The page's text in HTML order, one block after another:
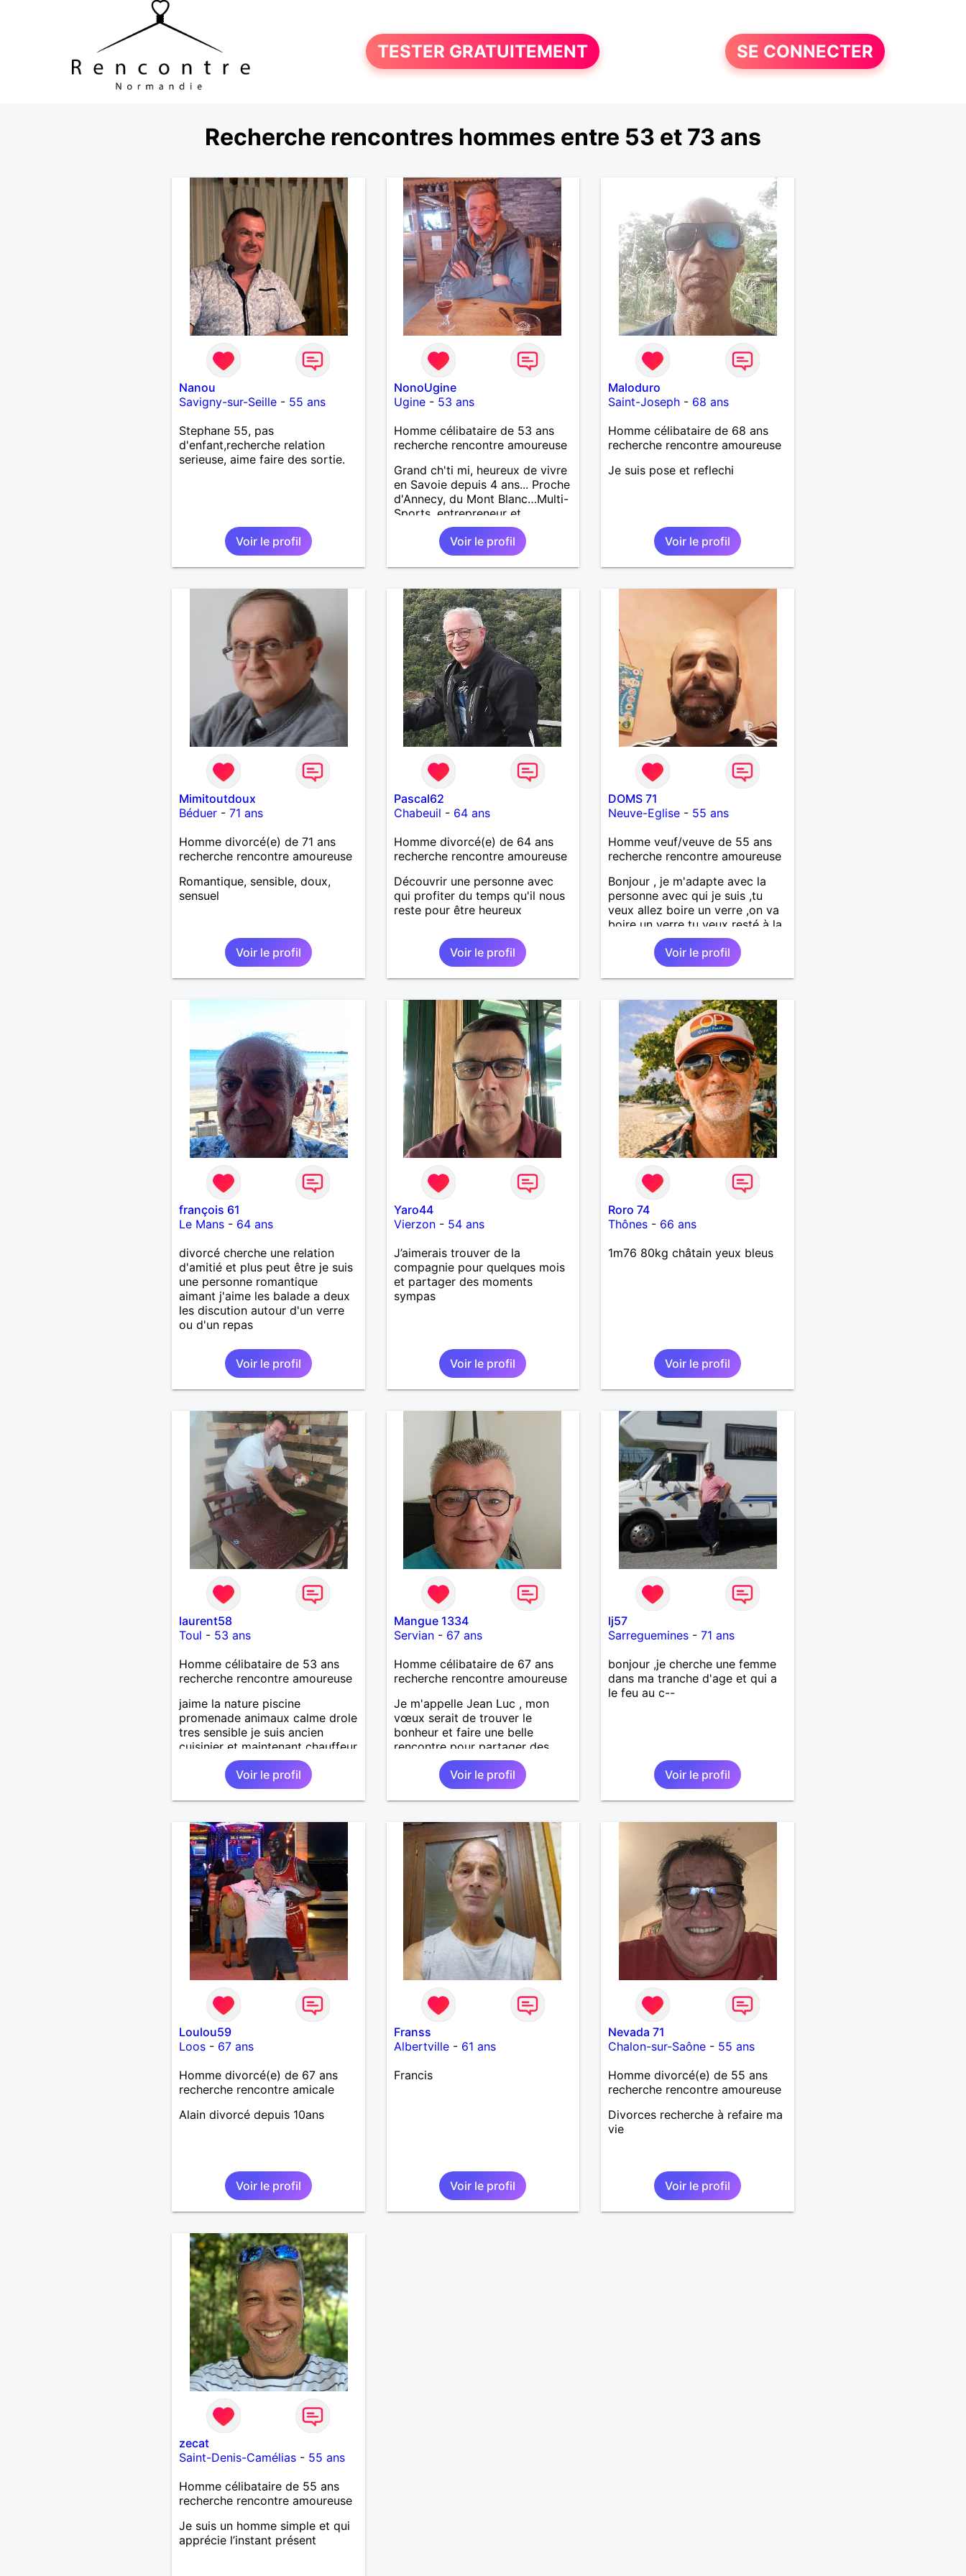
TESTER GRATUITEMENT SE CONNECTER
Recherche rencontres hommes entre 53 et 73 ans
Nanou
Savigny-sur-Seille- 55 ans
Stephane 55, pas
d'enfant,recherche relation
serieuse, aime faire des sortie.
Voir le profil
NonoUgine
Ugine- 53 ans
Homme célibataire de 53 ans
recherche rencontre amoureuse
Grand ch'ti mi, heureux de vivre
en Savoie depuis 4 ans... Proche
d'Annecy, du Mont Blanc…Multi-
Sports, entrepreneur et
bénévole au Fort de Lestal
73200 Marthod (Alt. 800m)…
Endroit "fabuleux" !…Enquêtes
et tu me trouveras !
Voir le profil
Maloduro
Saint-Joseph - 68 ans
Homme célibataire de 68 ans
recherche rencontre amoureuse
Je suis pose et reflechi
Voir le profil
Mimitoutdoux
Béduer- 71 ans
Homme divorcé(e) de 71 ans
recherche rencontre amoureuse
Romantique, sensible, doux,
sensuel
Voir le profil
Pascal62
Chabeuil - 64 ans
Homme divorcé(e) de 64 ans
recherche rencontre amoureuse
Découvrir une personne avec
qui profiter du temps qu'il nous
reste pour être heureux
Voir le profil
DOMS 71
Neuve-Eglise - 55 ans
Homme veuf/veuve de 55 ans
recherche rencontre amoureuse
Bonjour , je m'adapte avec la
personne avec qui je suis ,tu
veux allez boire un verre ,on va
boire un verre tu veux resté à la
maison ,on reste
etc...l'important c'est d'etre
ensemble .j'aime me balader ,
faire du sport , regarder des film
par dessus tous rire
Voir le profil
françois 61
Le Mans- 64 ans
divorcé cherche une relation
d'amitié et plus peut être je suis
une personne romantique
aimant j'aime les balade a deux
les discution autour d'un verre
ou d'un repas
Voir le profil
Yaro44
Vierzon- 54 ans
J’aimerais trouver de la
compagnie pour quelques mois
et partager des moments
sympas
Voir le profil
Roro 74
Thônes - 66 ans
1m76 80kg châtain yeux bleus
Voir le profil
laurent58
Toul - 53 ans
Homme célibataire de 53 ans
recherche rencontre amoureuse
jaime la nature piscine
promenade animaux calme drole
tres sensible je suis ancien
cuisinier et maintenant chauffeur
de bus jai un chien et un chat
recherche relation durable
Voir le profil
Mangue 1334
Servian- 67 ans
Homme célibataire de 67 ans
recherche rencontre amoureuse
Je m'appelle Jean Luc , mon
vœux serait de trouver le
bonheur et faire une belle
rencontre pour partager des
beaux moments et de crée une
relation saine , sérieuse et solide
, je suis ouvert et curieux de
tout
Voir le profil
lj57
Sarreguemines -71 ans
bonjour ,je cherche une femme
dans ma tranche d'age et qui a
le feu au c--
Voir le profil
Loulou59
Loos- 67 ans
Homme divorcé(e) de 67 ans
recherche rencontre amicale
Alain divorcé depuis 10ans
Voir le profil
Franss
Albertville- 61 ans
Francis
Voir le profil
Nevada 71
Chalon-sur-Saône - 55 ans
Homme divorcé(e) de 55 ans
recherche rencontre amoureuse
Divorces recherche à refaire ma
vie
Voir le profil
zecat
Saint-Denis-Camélias- 55 ans
Homme célibataire de 55 ans
recherche rencontre amoureuse
Je suis un homme simple et qui
apprécie l’instant présent